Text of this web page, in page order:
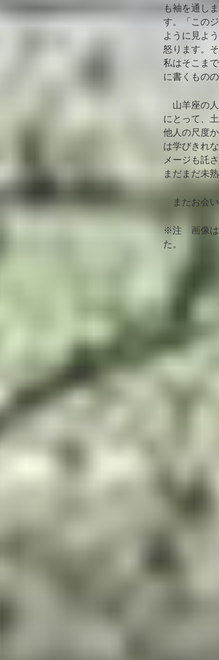
も袖を通し
す。「この
ように見よ
怒ります。
私はそこま
に書くもの
山羊座の人
にとって、
他人の尺度
は学びきれ
メージも託
まだまだ未
またお会
※注 画像は
た。